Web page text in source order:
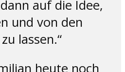
auf die Idee,
und von den
lassen.“
heute noch